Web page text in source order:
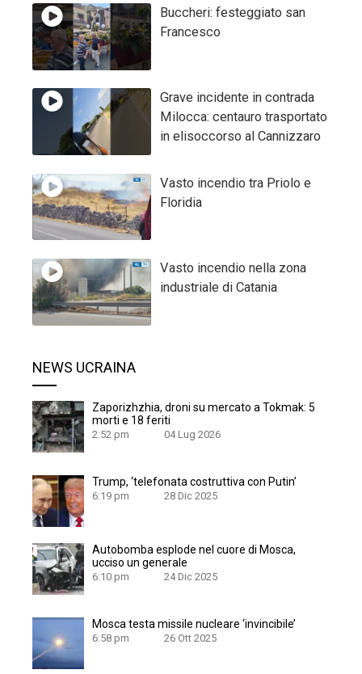
Buccheri: festeggiato san
Francesco
Grave incidente in contrada
Milocca: centauro trasportato
in elisoccorso al Cannizzaro
Vasto incendio tra Priolo e
Floridia
Vasto incendio nella zona
industriale di Catania
NEWS UCRAINA
Zaporizhzhia, droni su mercato a Tokmak: 5
morti e 18 feriti
2:52 pm 04 Lug 2026
Trump, ‘telefonata costruttiva con Putin’
6:19 pm 28 Dic 2025
Autobomba esplode nel cuore di Mosca,
ucciso un generale
6:10 pm 24 Dic 2025
Mosca testa missile nucleare ‘invincibile’
6:58 pm 26 Ott 2025